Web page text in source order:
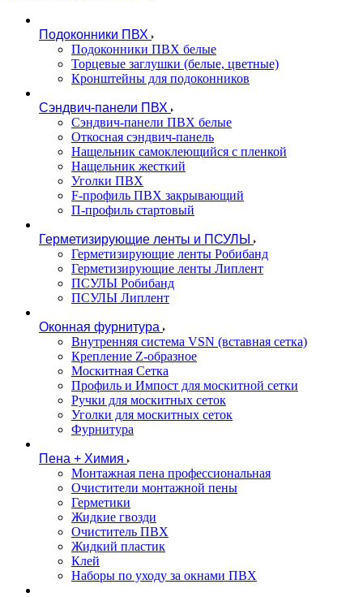
Подоконники ПВХ
Подоконники ПВХ белые
Торцевые заглушки (белые, цветные)
Кронштейны для подоконников
Сэндвич-панели ПВХ
Сэндвич-панели ПВХ белые
Откосная сэндвич-панель
Нащельник самоклеющийся с пленкой
Нащельник жесткий
Уголки ПВХ
F-профиль ПВХ закрывающий
П-профиль стартовый
Герметизирующие ленты и ПСУЛЫ
Герметизирующие ленты Робибанд
Герметизирующие ленты Липлент
ПСУЛЫ Робибанд
ПСУЛЫ Липлент
Оконная фурнитура
Внутренняя система VSN (вставная сетка)
Крепление Z-образное
Москитная Сетка
Профиль и Импост для москитной сетки
Ручки для москитных сеток
Уголки для москитных сеток
Фурнитура
Пена + Химия
Монтажная пена профессиональная
Очистители монтажной пены
Герметики
Жидкие гвозди
Очиститель ПВХ
Жидкий пластик
Клей
Наборы по уходу за окнами ПВХ